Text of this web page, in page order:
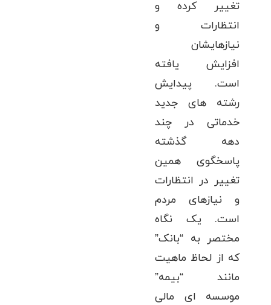
تغییر کرده و
انتظارات و
نیازهایشان
افزایش یافته
است. پیدایش
رشته های جدید
خدماتی در چند
دهه گذشته
پاسخگوی همین
تغییر در انتظارات
و نیازهای مردم
است. یک نگاه
مختصر به “بانک”
که از لحاظ ماهیت
مانند “بیمه”
موسسه ای مالی